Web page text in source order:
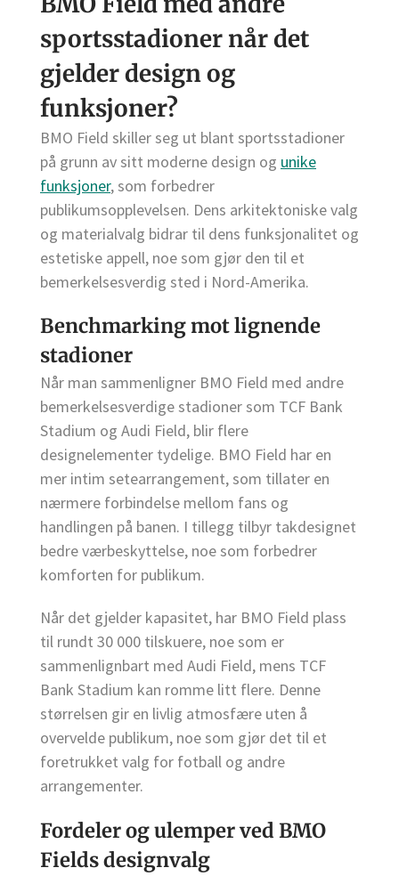
sportsstadioner når det
gjelder design og
funksjoner?
BMO Field skiller seg ut blant sportsstadioner
på grunn av sitt moderne design og unike
funksjoner, som forbedrer
publikumsopplevelsen. Dens arkitektoniske valg
og materialvalg bidrar til dens funksjonalitet og
estetiske appell, noe som gjør den til et
bemerkelsesverdig sted i Nord-Amerika.
Benchmarking mot lignende
stadioner
Når man sammenligner BMO Field med andre
bemerkelsesverdige stadioner som TCF Bank
Stadium og Audi Field, blir flere
designelementer tydelige. BMO Field har en
mer intim setearrangement, som tillater en
nærmere forbindelse mellom fans og
handlingen på banen. I tillegg tilbyr takdesignet
bedre værbeskyttelse, noe som forbedrer
komforten for publikum.
Når det gjelder kapasitet, har BMO Field plass
til rundt 30 000 tilskuere, noe som er
sammenlignbart med Audi Field, mens TCF
Bank Stadium kan romme litt flere. Denne
størrelsen gir en livlig atmosfære uten å
overvelde publikum, noe som gjør det til et
foretrukket valg for fotball og andre
arrangementer.
Fordeler og ulemper ved BMO
Fields designvalg